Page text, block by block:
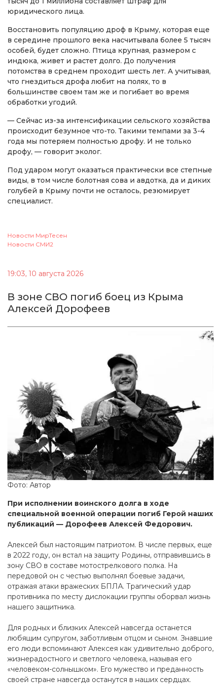
юридического лица.
Восстановить популяцию дроф в Крыму, которая еще
в середине прошлого века насчитывала более 5 тысяч
особей, будет сложно. Птица крупная, размером с
индюка, живет и растет долго. До получения
потомства в среднем проходит шесть лет. А учитывая,
что гнездиться дрофа любит на полях, то в
большинстве своем там же и погибает во время
обработки угодий.
— Сейчас из-за интенсификации сельского хозяйства
происходит безумное что-то. Такими темпами за 3-4
года мы потеряем полностью дрофу. И не только
дрофу, — говорит эколог.
Под ударом могут оказаться практически все степные
виды, в том числе болотная сова и авдотка, да и диких
голубей в Крыму почти не осталось, резюмирует
специалист.
Новости МирТесен
Новости СМИ2
19:03, 10 августа 2026
В зоне СВО погиб боец из Крыма
Алексей Дорофеев
Фото: Автор
При исполнении воинского долга в ходе
специальной военной операции погиб Герой наших
публикаций — Дорофеев Алексей Федорович.
Алексей был настоящим патриотом. В числе первых, еще
в 2022 году, он встал на защиту Родины, отправившись в
зону СВО в составе мотострелкового полка. На
передовой он с честью выполнял боевые задачи,
отражая атаки вражеских БПЛА. Трагический удар
противника по месту дислокации группы оборвал жизнь
нашего защитника.
Для родных и близких Алексей навсегда останется
любящим супругом, заботливым отцом и сыном. Знавшие
его люди вспоминают Алексея как удивительно доброго,
жизнерадостного и светлого человека, называя его
«человеком-солнышком». Его мужество и преданность
своей стране навсегда останутся в наших сердцах.